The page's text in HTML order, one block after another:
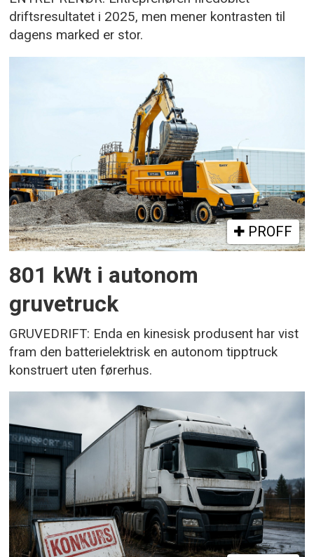
driftsresultatet i 2025, men mener kontrasten til
dagens marked er stor.
PROFF
801 kWt i autonom
gruvetruck
GRUVEDRIFT: Enda en kinesisk produsent har vist
fram den batterielektrisk en autonom tipptruck
konstruert uten førerhus.